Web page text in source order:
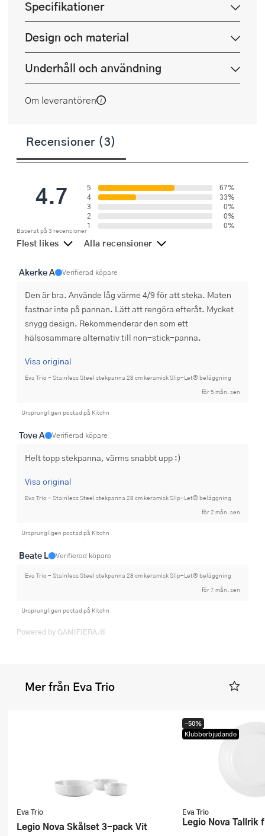
Specifikationer
Design och material
Underhåll och användning
Om leverantören
Recensioner (3)
4.7
Baserat på 3 recensioner
5
67%
4
33%
3
0%
2
0%
1
0%
Flest likes Alla recensioner
Akerke A Verifierad köpare
Den är bra. Använde låg värme 4/9 för att steka. Maten
fastnar inte på pannan. Lätt att rengöra efteråt. Mycket
snygg design. Rekommenderar den som ett
hälsosammare alternativ till non-stick-panna.
Visa original
Eva Trio - Stainless Steel stekpanna 28 cm keramisk Slip-Let® beläggning
för 5 mån. sen
Ursprungligen postad på Kitchn
Tove A Verifierad köpare
Helt topp stekpanna, värms snabbt upp :)
Visa original
Eva Trio - Stainless Steel stekpanna 28 cm keramisk Slip-Let® beläggning
för 2 mån. sen
Ursprungligen postad på Kitchn
Beate L Verifierad köpare
Eva Trio - Stainless Steel stekpanna 28 cm keramisk Slip-Let® beläggning
för 7 mån. sen
Ursprungligen postad på Kitchn
Powered by GAMIFIERA.®
Mer från Eva Trio
Eva Trio
Legio Nova Skålset 3-pack Vit
Eva Trio
Legio Nova
-50%
Klubberbjudande